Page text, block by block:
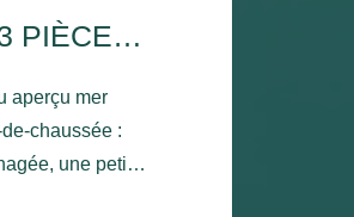
APPARTEMENT ROYAN - 3 PIÈCE(S) - 43.85 M2
aperçu mer
chaussée :
une petite